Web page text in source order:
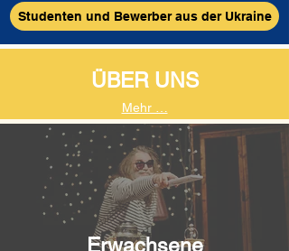
Studenten und Bewerber aus der Ukraine
ÜBER UNS
Mehr …
Erwachsene